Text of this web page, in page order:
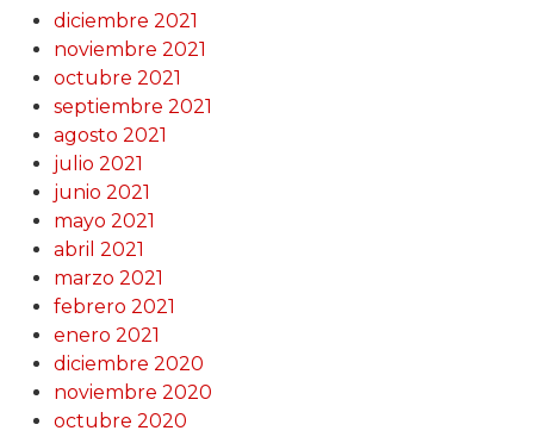
diciembre 2021
noviembre 2021
octubre 2021
septiembre 2021
agosto 2021
julio 2021
junio 2021
mayo 2021
abril 2021
marzo 2021
febrero 2021
enero 2021
diciembre 2020
noviembre 2020
octubre 2020